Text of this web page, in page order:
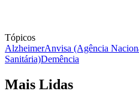
Tópicos
AlzheimerAnvisa (Agência
Sanitária)Demência
Mais Lidas